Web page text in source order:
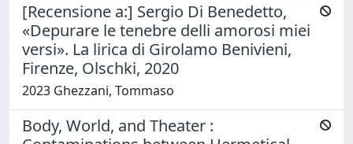
[Recensione a:] Sergio Di Benedetto,
«Depurare le tenebre delli amorosi miei
versi». La lirica di Girolamo Benivieni,
Firenze, Olschki, 2020
2023 Ghezzani, Tommaso
Body, World, and Theater :